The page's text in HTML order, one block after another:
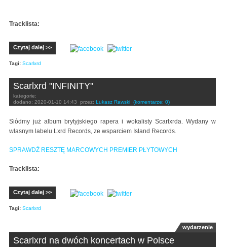
Tracklista:
Czytaj dalej >>
Tagi: Scarlxrd
Scarlxrd "INFINITY"
kategorie:
dodano: 2020-01-10 14:43 przez: Łukasz Rawski (komentarze: 0)
Siódmy już album brytyjskiego rapera i wokalisty Scarlxrda. Wydany w
własnym labelu Lxrd Records, ze wsparciem Island Records.
SPRAWDŹ RESZTĘ MARCOWYCH PREMIER PŁYTOWYCH
Tracklista:
Czytaj dalej >>
Tagi: Scarlxrd
wydarzenie
Scarlxrd na dwóch koncertach w Polsce